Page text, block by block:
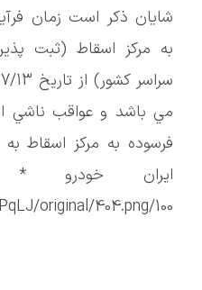
است زمان فرآيند تحويل
اسقاط (ثبت پذيرش در
و عواقب ناشي از تأخير
به مرکز اسقاط به عهده
خودرو * (
ID/OPqLJ/original/